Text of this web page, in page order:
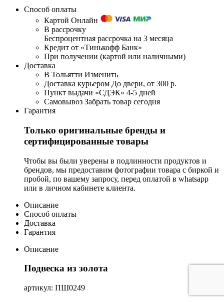
Способ оплаты
Картой Онлайн
В рассрочку
Беспроцентная рассрочка на 3 месяца
Кредит от «Тинькофф Банк»
При получении (картой или наличными)
Доставка
В Тольятти Изменить
Доставка курьером До двери, от 300 р.
Пункт выдачи «СДЭК» 4-5 дней
Самовывоз Забрать товар сегодня
Гарантия
Только оригинальные бренды и
сертифицированные товары
Чтобы вы были уверены в подлинности продуктов и
брендов, мы предоставим фотографии товара с биркой и
пробой, по вашему запросу, перед оплатой в whatsapp
или в личном кабинете клиента.
Описание
Способ оплаты
Доставка
Гарантия
Описание
Подвеска из золота
артикул: ПШ0249